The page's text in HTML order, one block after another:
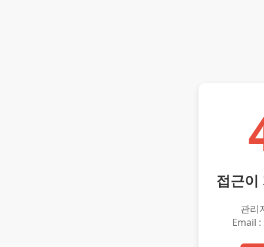
접근이
관리
Email